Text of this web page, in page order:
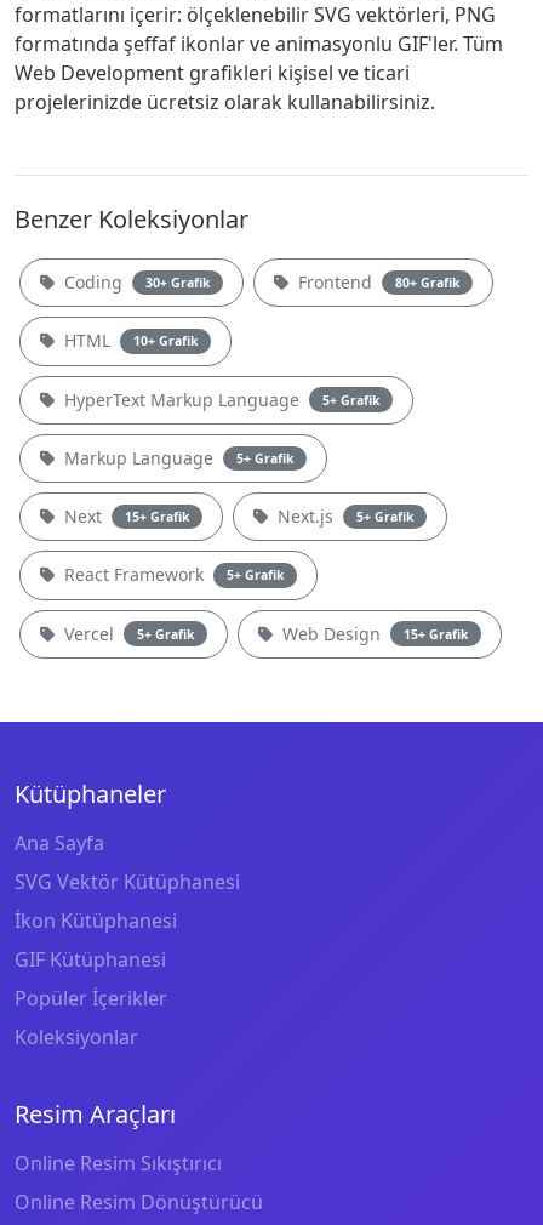
formatlarını içerir: ölçeklenebilir SVG vektörleri, PNG
formatında şeffaf ikonlar ve animasyonlu GIF'ler. Tüm
Web Development grafikleri kişisel ve ticari
projelerinizde ücretsiz olarak kullanabilirsiniz.
Benzer Koleksiyonlar
Coding 30+ Grafik Frontend 80+ Grafik
HTML 10+ Grafik
HyperText Markup Language 5+ Grafik
Markup Language 5+ Grafik
Next 15+ Grafik Next.js 5+ Grafik
React Framework 5+ Grafik
Vercel 5+ Grafik Web Design 15+ Grafik
Kütüphaneler
Ana Sayfa
SVG Vektör Kütüphanesi
İkon Kütüphanesi
GIF Kütüphanesi
Popüler İçerikler
Koleksiyonlar
Resim Araçları
Online Resim Sıkıştırıcı
Online Resim Dönüştürücü